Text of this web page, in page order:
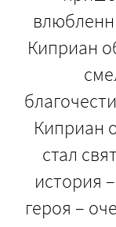
Киприан
Киприан
стал
история
героя –